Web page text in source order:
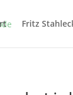
Fritz